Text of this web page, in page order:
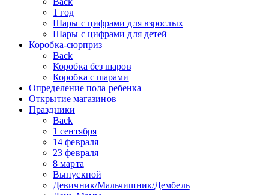
1 год
Шары с цифрами для взрослых
Шары с цифрами для детей
Коробка-сюрприз
Back
Коробка без шаров
Коробка с шарами
Определение пола ребенка
Открытие магазинов
Праздники
Back
1 сентября
14 февраля
23 февраля
8 марта
Выпускной
Девичник/Мальчишник/Дембель